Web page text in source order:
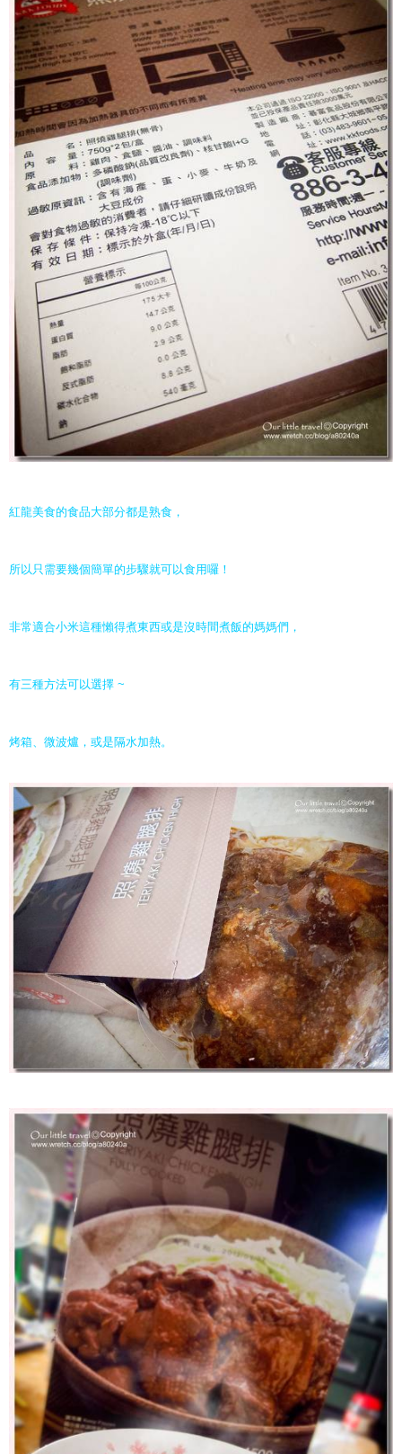
紅龍美食的食品大部分都是熟食，
所以只需要幾個簡單的步驟就可以食用囉！
非常適合小米這種懶得煮東西或是沒時間煮飯的媽媽們，
有三種方法可以選擇 ~
烤箱、微波爐，或是隔水加熱。